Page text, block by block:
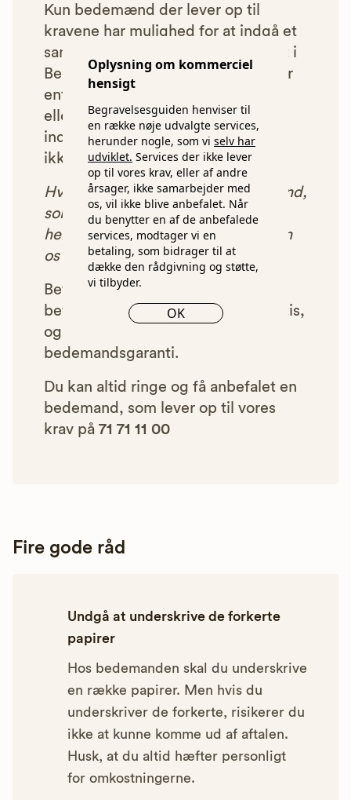
Oplysning om kommerciel
hensigt
Begravelsesguiden henviser til
en række nøje udvalgte services,
herunder nogle, som vi selv har
udviklet. Services der ikke lever
op til vores krav, eller af andre
årsager, ikke samarbejder med
os, vil ikke blive anbefalet. Når
du benytter en af de anbefalede
services, modtager vi en
betaling, som bidrager til at
dække den rådgivning og støtte,
vi tilbyder.
OK
Kun bedemænd der lever op til
kravene har mulighed for at indgå et
samarbejde med os om at blive vist i
Begravelsesguiden. Bedemænd der
enten ikke lever op til vores krav,
eller som af andre årsager ikke har
indgået et samarbejde med os, vil
ikke blive vist i vores anbefalinger.
Hver gang du benytter en bedemand,
som vi har godkendt, anbefalet og
henvist dig til, betaler bedemanden
os et beløb for denne henvisning.
Betalingen for vores henvisninger
betyder, at vores rådgivning er gratis,
og at vi samtidig kan tilbyde vores
bedemandsgaranti.
Du kan altid ringe og få anbefalet en
bedemand, som lever op til vores
krav på 71 71 11 00
Fire gode råd
Undgå at underskrive de forkerte
papirer
Hos bedemanden skal du underskrive
en række papirer. Men hvis du
underskriver de forkerte, risikerer du
ikke at kunne komme ud af aftalen.
Husk, at du altid hæfter personligt
for omkostningerne.